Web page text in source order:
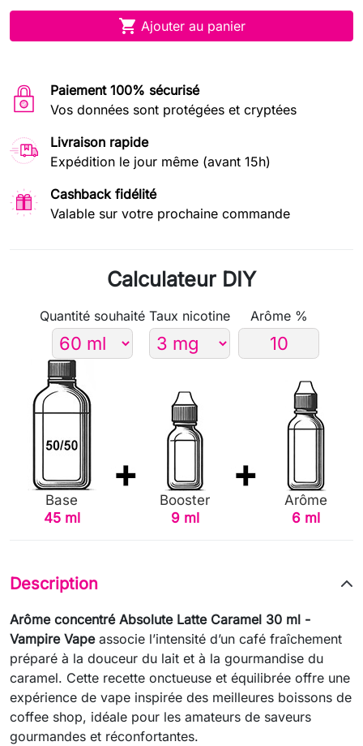
 Ajouter au panier
Paiement 100% sécurisé
Vos données sont protégées et cryptées
Livraison rapide
Expédition le jour même (avant 15h)
Cashback fidélité
Valable sur votre prochaine commande
Calculateur DIY
Quantité souhaité Taux nicotine Arôme %
Base
45 ml
Booster
9 ml
Arôme
6 ml
Description
Arôme concentré Absolute Latte Caramel 30 ml -
Vampire Vapeassocie l’intensité d’un café fraîchement
préparé à la douceur du lait et à la gourmandise du
caramel. Cette recette onctueuse et équilibrée offre une
expérience de vape inspirée des meilleures boissons de
coffee shop, idéale pour les amateurs de saveurs
gourmandes et réconfortantes.